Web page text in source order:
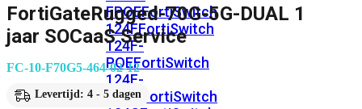
FPOEFortiSwitch
124FFortiSwitch
124F-
POEFortiSwitch
124F-
FPOE FortiSwitch
FortiGateRugged-70G-5G-DUAL 1
jaar SOCaaS Service
FC-10-F70G5-464-02-12
Levertijd: 4 - 5 dagen